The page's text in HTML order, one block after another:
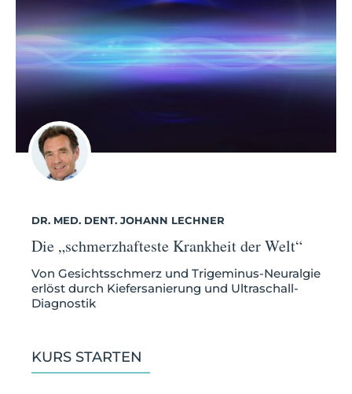
DR. MED. DENT. JOHANN LECHNER
Die „schmerzhafteste Krankheit der Welt“
Von Gesichtsschmerz und Trigeminus-Neuralgie
erlöst durch Kiefersanierung und Ultraschall-
Diagnostik
KURS STARTEN